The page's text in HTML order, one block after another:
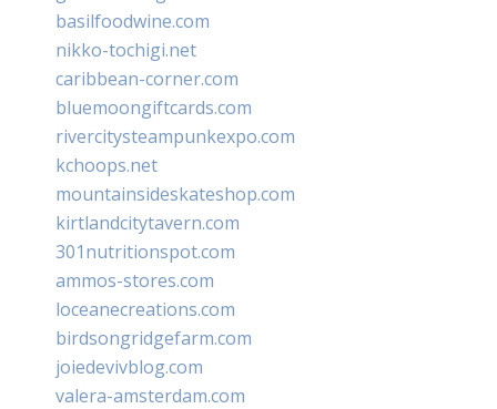
basilfoodwine.com
nikko-tochigi.net
caribbean-corner.com
bluemoongiftcards.com
rivercitysteampunkexpo.com
kchoops.net
mountainsideskateshop.com
kirtlandcitytavern.com
301nutritionspot.com
ammos-stores.com
loceanecreations.com
birdsongridgefarm.com
joiedevivblog.com
valera-amsterdam.com